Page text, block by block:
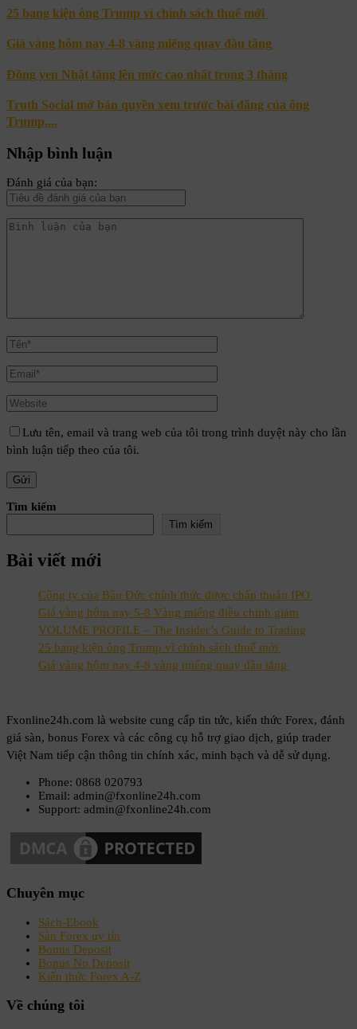
25 bang kiện ông Trump vì chính sách thuế mới
Giá vàng hôm nay 4-8 vàng miếng quay đầu tăng
Đồng yen Nhật tăng lên mức cao nhất trong 3 tháng
Truth Social mở bán quyền xem trước bài đăng của ông
Trump,...
Nhập bình luận
Đánh giá của bạn:
Lưu tên, email và trang web của tôi trong trình duyệt này cho lần
bình luận tiếp theo của tôi.
Tìm kiếm
Tìm kiếm
Bài viết mới
Công ty của Bầu Đức chính thức được chấp thuận IPO
Giá vàng hôm nay 5-8 Vàng miếng điều chỉnh giảm
VOLUME PROFILE – The Insider’s Guide to Trading
25 bang kiện ông Trump vì chính sách thuế mới
Giá vàng hôm nay 4-8 vàng miếng quay đầu tăng
Fxonline24h.com là website cung cấp tin tức, kiến thức Forex, đánh
giá sàn, bonus Forex và các công cụ hỗ trợ giao dịch, giúp trader
Việt Nam tiếp cận thông tin chính xác, minh bạch và dễ sử dụng.
Phone: 0868 020793
Email: admin@fxonline24h.com
Support: admin@fxonline24h.com
Chuyên mục
Sách-Ebook
Sàn Forex uy tín
Bonus Deposit
Bonus No Deposit
Kiến thức Forex A-Z
Về chúng tôi